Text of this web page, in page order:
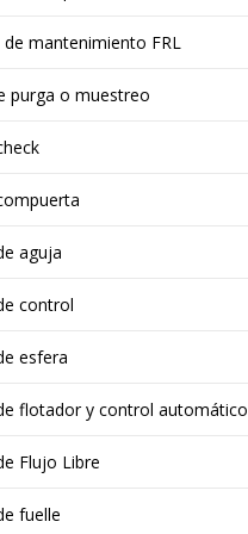
de mantenimiento FRL
purga o muestreo
aguja
control
esfera
flotador y control automático
Flujo Libre
fuelle